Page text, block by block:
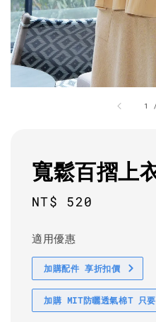
1
寬鬆百摺上
Regular
NT$ 520
適用優惠
加購配件 享折扣價
加購 MIT防曬透氣棉T 只